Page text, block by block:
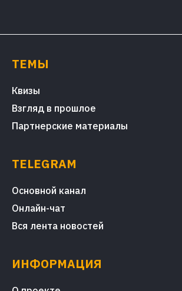
ТЕМЫ
Квизы
Взгляд в прошлое
Партнерские материалы
TELEGRAM
Основной канал
Онлайн-чат
Вся лента новостей
ИНФОРМАЦИЯ